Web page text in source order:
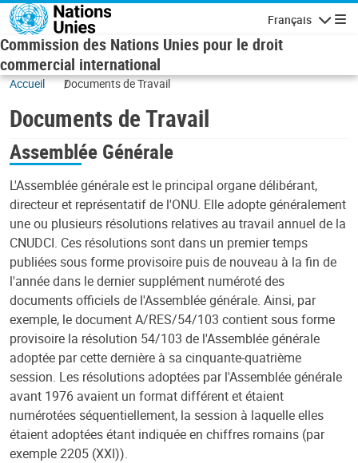
Skip to main content
Français
Commission des Nations Unies pour le droit
commercial international
Accueil Documents de Travail
Documents de Travail
Assemblée Générale
L'Assemblée générale est le principal organe délibérant,
directeur et représentatif de l'ONU. Elle adopte généralement
une ou plusieurs résolutions relatives au travail annuel de la
CNUDCI. Ces résolutions sont dans un premier temps
publiées sous forme provisoire puis de nouveau à la fin de
l'année dans le dernier supplément numéroté des
documents officiels de l'Assemblée générale. Ainsi, par
exemple, le document A/RES/54/103 contient sous forme
provisoire la résolution 54/103 de l'Assemblée générale
adoptée par cette dernière à sa cinquante-quatrième
session. Les résolutions adoptées par l'Assemblée générale
avant 1976 avaient un format différent et étaient
numérotées séquentiellement, la session à laquelle elles
étaient adoptées étant indiquée en chiffres romains (par
exemple 2205 (XXI)).